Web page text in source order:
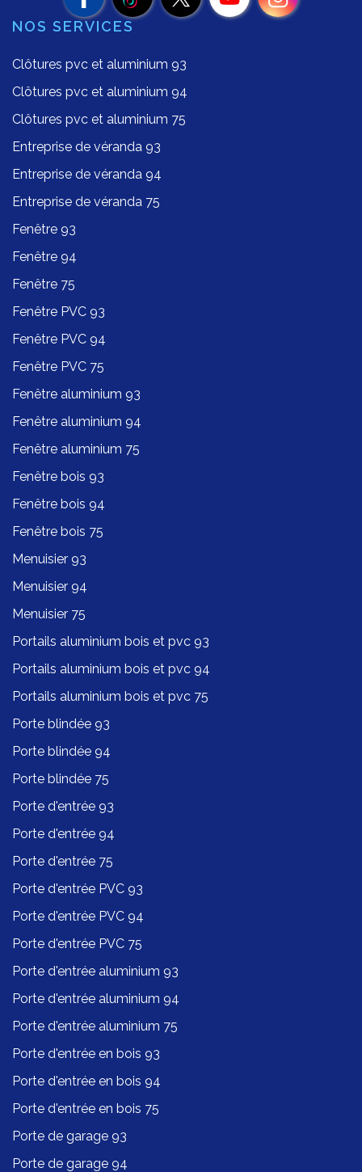
NOS SERVICES
Clôtures pvc et aluminium 93
Clôtures pvc et aluminium 94
Clôtures pvc et aluminium 75
Entreprise de véranda 93
Entreprise de véranda 94
Entreprise de véranda 75
Fenêtre 93
Fenêtre 94
Fenêtre 75
Fenêtre PVC 93
Fenêtre PVC 94
Fenêtre PVC 75
Fenêtre aluminium 93
Fenêtre aluminium 94
Fenêtre aluminium 75
Fenêtre bois 93
Fenêtre bois 94
Fenêtre bois 75
Menuisier 93
Menuisier 94
Menuisier 75
Portails aluminium bois et pvc 93
Portails aluminium bois et pvc 94
Portails aluminium bois et pvc 75
Porte blindée 93
Porte blindée 94
Porte blindée 75
Porte d'entrée 93
Porte d'entrée 94
Porte d'entrée 75
Porte d'entrée PVC 93
Porte d'entrée PVC 94
Porte d'entrée PVC 75
Porte d'entrée aluminium 93
Porte d'entrée aluminium 94
Porte d'entrée aluminium 75
Porte d'entrée en bois 93
Porte d'entrée en bois 94
Porte d'entrée en bois 75
Porte de garage 93
Porte de garage 94